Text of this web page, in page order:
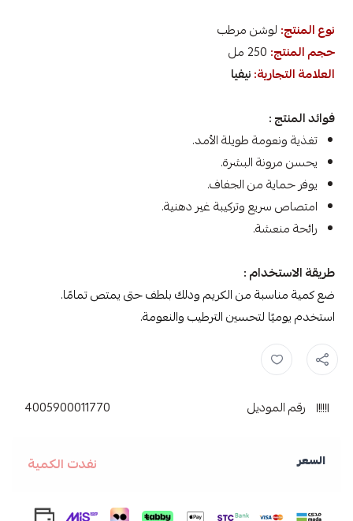
نوع المنتج: لوشن مرطب
حجم المنتج: 250 مل
العلامة التجارية:نيفيا
فوائد المنتج :
تغذية ونعومة طويلة الأمد.
يحسن مرونة البشرة.
يوفر حماية من الجفاف.
امتصاص سريع وتركيبة غير دهنية.
رائحة منعشة.
طريقة الاستخدام :
ضع كمية مناسبة من الكريم ودلك بلطف حتى يمتص تمامًا.
استخدم يوميًا لتحسين الترطيب والنعومة.
مرطب , لوشن ,
رقم الموديل 4005900011770
السعر نفدت الكمية